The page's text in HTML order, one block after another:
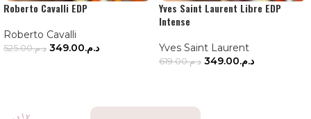
Roberto Cavalli EDP
Roberto Cavalli
د.م.525.00 د.م.349.00
Yves Saint Laurent Libre EDP
Intense
Yves Saint Laurent
د.م.619.00 د.م.349.00